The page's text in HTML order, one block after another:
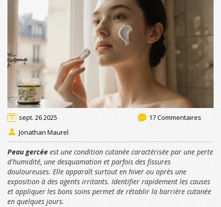
sept. 26 2025
17 Commentaires
Jonathan Maurel
Peau gercée est une condition cutanée caractérisée par une perte
d'humidité, une desquamation et parfois des fissures
douloureuses. Elle apparaît surtout en hiver ou après une
exposition à des agents irritants. Identifier rapidement les causes
et appliquer les bons soins permet de rétablir la barrière cutanée
en quelques jours.